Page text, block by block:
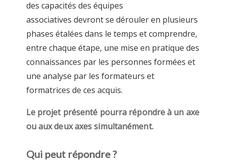
des capacités des équipes
associatives devront se dérouler en plusieurs
phases étalées dans le temps et comprendre,
entre chaque étape, une mise en pratique des
connaissances par les personnes formées et
une analyse par les formateurs et
formatrices de ces acquis.
Le projet présenté pourra répondre à un axe
ou aux deux axes simultanément.
Qui peut répondre ?